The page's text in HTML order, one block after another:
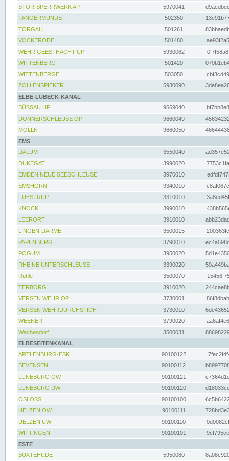
STÖR-SPERRWERK AP 5970041
TANGERMÜNDE
502350
TORGAU
501261
VOCKERODE
501480
WEHR GEESTHACHT UP
5930062
WITTENBERG
501420
WITTENBERGE
503050
ZOLLENSPIEKER
5930090
ELBE-LÜBECK-KANAL
BÜSSAU UP
9669040
DONNERSCHLEUSE OP
9660049
MÖLLN
9660050
EMS
DALUM
3550040
DUKEGAT
3990020
EMDEN NEUE SEESCHLEUSE
3970010
EMSHÖRN
9340010
FUESTRUP
3310010
KNOCK
3990010
LEERORT
3910010
LINGEN-DARME
3500015
PAPENBURG
3790010
POGUM
3950020
RHEINE UNTERSCHLEUSE
3390020
Rühle
3500070
TERBORG
3910020
VERSEN WEHR OP
3730001
VERSEN WEHRDURCHSTICH
3730010
WEENER
3790020
Wachendorf
3500031
ELBESEITENKANAL
ARTLENBURG-ESK
90100122
BEVENSEN
90100112
LÜNEBURG OW
90100121
LÜNEBURG UW
90100120
OSLOSS
90100100
UELZEN OW
90100111
UELZEN UW
90100110
WITTINGEN
90100101
ESTE
BUXTEHUDE
5950080